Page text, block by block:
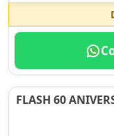
FLASH 60